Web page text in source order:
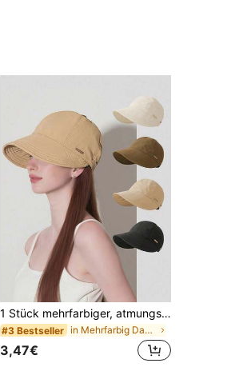
1 Stück mehrfarbiger, atmungsaktiver Sonnenhut, modische multifunktionale Baseballkappe mit Maskendesign, weich und faltbar, geeignet für Outdoor-Aktivitäten und tägliches Tragen, Damen-Hut, Unisex, Urlaubsgeschenk, Herren-Hut, UV-Schutz
#3 Bestseller in Mehrfarbig Damen Masken & Visiermütze
3,47€